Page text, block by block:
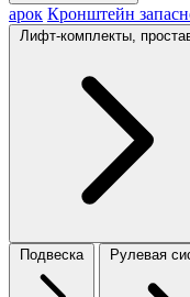
арок Кронштейн
Лифт-комплекты,
Подвеска Рулевая